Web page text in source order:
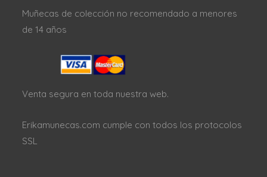
Muñecas de colección no recomendado a menores
de 14 años
Venta segura en toda nuestra web.
Erikamunecas.com cumple con todos los protocolos
SSL